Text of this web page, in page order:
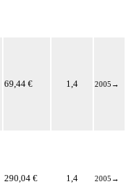
69,44 € 1,4 2005 →
290,04 € 1,4 2005 →